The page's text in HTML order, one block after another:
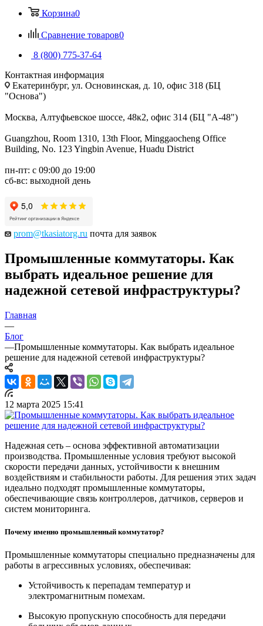
Корзина0
Сравнение товаров0
8 (800) 775-37-64
Контактная информация
Екатеринбург, ул. Основинская, д. 10, офис 318 (БЦ
"Основа")
Москва, Алтуфьевское шоссе, 48к2, офис 314 (БЦ "А-48")
Guangzhou, Room 1310, 13th Floor, Minggaocheng Office
Building, No. 123 Yingbin Avenue, Huadu District
пн-пт: с 09:00 до 19:00
сб-вс: выходной день
prom@tkasiatorg.ru почта для заявок
Промышленные коммутаторы. Как
выбрать идеальное решение для
надежной сетевой инфраструктуры?
Главная
—
Блог
—Промышленные коммутаторы. Как выбрать идеальное
решение для надежной сетевой инфраструктуры?
12 марта 2025 15:41
Надежная сеть – основа эффективной автоматизации
производства. Промышленные условия требуют высокой
скорости передачи данных, устойчивости к внешним
воздействиям и стабильности работы. Для решения этих задач
идеально подходят промышленные коммутаторы,
обеспечивающие связь контроллеров, датчиков, серверов и
систем мониторинга.
Почему именно промышленный коммутатор?
Промышленные коммутаторы специально предназначены для
работы в агрессивных условиях, обеспечивая:
Устойчивость к перепадам температур и
электромагнитным помехам.
Высокую пропускную способность для передачи